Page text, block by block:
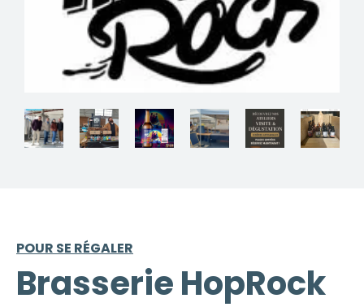
POUR SE RÉGALER
Brasserie HopRock